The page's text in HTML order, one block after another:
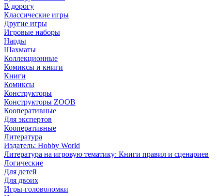
В дорогу
Классические игры
Другие игры
Игровые наборы
Нарды
Шахматы
Коллекционные
Комиксы и книги
Книги
Комиксы
Конструкторы
Конструкторы ZOOB
Кооперативные
Для экспертов
Кооперативные
Литература
Издатель: Hobby World
Литература на игровую тематику: Книги правил и сценариев
Логические
Для детей
Для двоих
Игры-головоломки